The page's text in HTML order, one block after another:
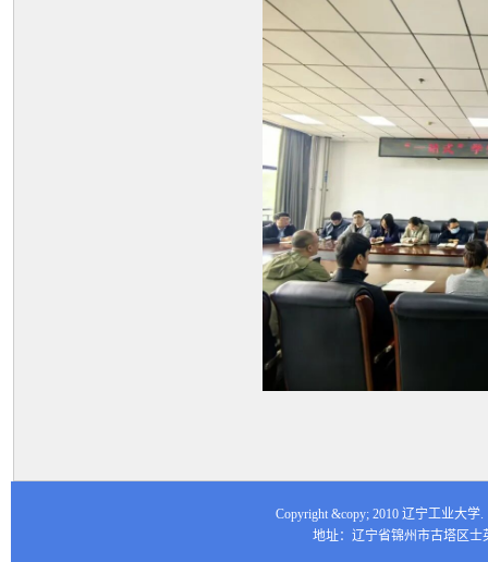
Copyright &copy; 2010 辽宁工业大
地址：辽宁省锦州市古塔区士